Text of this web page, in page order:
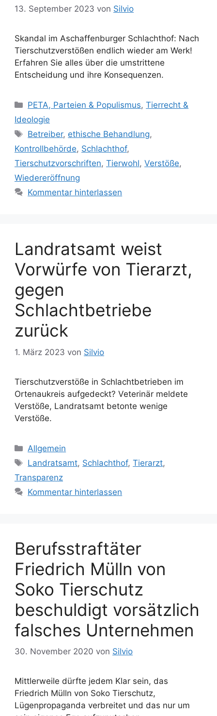
13. September 2023 von Silvio
Skandal im Aschaffenburger Schlachthof: Nach
Tierschutzverstößen endlich wieder am Werk!
Erfahren Sie alles über die umstrittene
Entscheidung und ihre Konsequenzen.
K
a
e
g
o
r
i
PETA, Parteien & Populismus,Tierrecht &
Ideologie
S
c
l
a
g
e
r
Betreiber, ethische Behandlung,
Kontrollbehörde, Schlachthof,
Tierschutzvorschriften, Tierwohl, Verstöße,
Wiedereröffnung
Kommentar hinterlassen
Landratsamt weist
Vorwürfe von Tierarzt,
gegen
Schlachtbetriebe
zurück
1. März 2023 von Silvio
Tierschutzverstöße in Schlachtbetrieben im
Ortenaukreis aufgedeckt? Veterinär meldete
Verstöße, Landratsamt betonte wenige
Verstöße.
K
a
e
g
e
n
Allgemein
S
l
ö
r
t
r
Landratsamt, Schlachthof,Tierarzt,
Transparenz
Kommentar hinterlassen
Berufsstraftäter
Friedrich Mülln von
Soko Tierschutz
beschuldigt vorsätzlich
falsches Unternehmen
30. November 2020 von Silvio
Mittlerweile dürfte jedem Klar sein, das
Friedrich Mülln von Soko Tierschutz,
Lügenpropaganda verbreitet und das nur um